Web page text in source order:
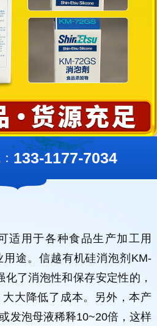
适用于各种食品生产加工用
途。信越有机硅消泡剂KM-
了消泡性和保存安定性的，
大降低了成本。另外，本产
发泡母液稀释10~20倍，这样
133-1177-7034